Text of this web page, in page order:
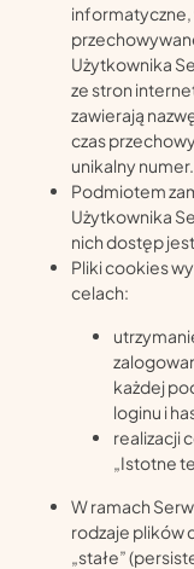
Użytkownika
ze stron
zawierają
czas
unikalny numer.
Podmiotem
Użytkownika
nich dostęp
Pliki cookies
celach:
każdej
loginu i
realizacji
„Istotne
W ramach
rodzaje plików
„stałe”